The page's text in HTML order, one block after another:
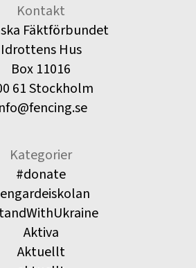
Kontakt
Fäktförbundet
Idrottens Hus
Box 11016
61 Stockholm
Kategorier
#donate
Aktiva
Aktuellt